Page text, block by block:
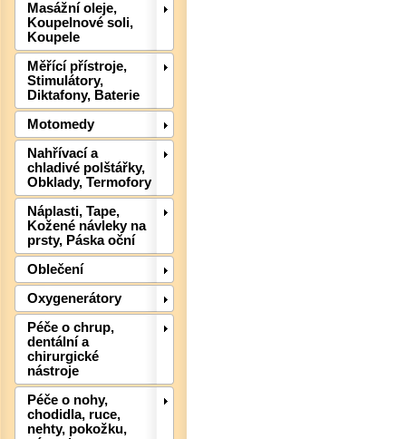
Masážní oleje,
Koupelnové soli,
Koupele
Měřící přístroje,
Stimulátory,
Diktafony, Baterie
Motomedy
Nahřívací a
chladivé polštářky,
Obklady, Termofory
Náplasti, Tape,
Kožené návleky na
prsty, Páska oční
Oblečení
Oxygenerátory
Péče o chrup,
dentální a
chirurgické
nástroje
Péče o nohy,
chodidla, ruce,
nehty, pokožku,